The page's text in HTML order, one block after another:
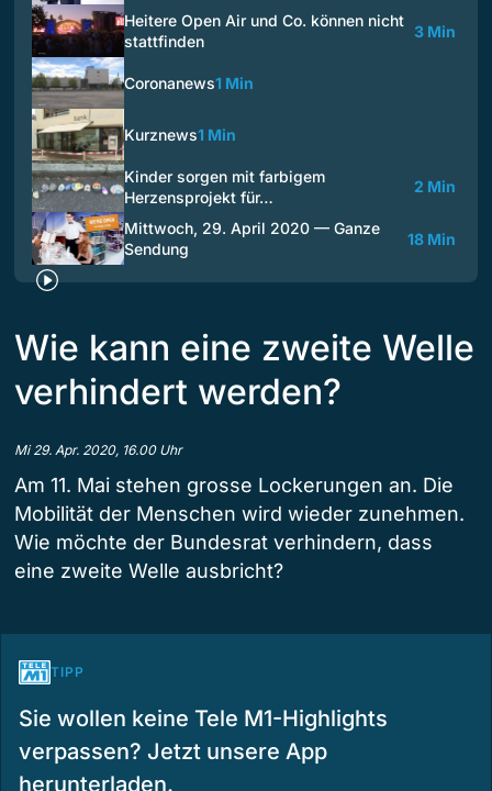
Heitere Open Air und Co. können nicht
stattfinden
3 Min
Coronanews1 Min
Kurznews1 Min
Kinder sorgen mit farbigem
Herzensprojekt für…
2 Min
Mittwoch, 29. April 2020 — Ganze
Sendung
18 Min
Wie kann eine zweite Welle
verhindert werden?
Mi 29. Apr. 2020, 16.00 Uhr
Am 11. Mai stehen grosse Lockerungen an. Die
Mobilität der Menschen wird wieder zunehmen.
Wie möchte der Bundesrat verhindern, dass
eine zweite Welle ausbricht?
TIPP
Sie wollen keine Tele M1-Highlights
verpassen? Jetzt unsere App
herunterladen.